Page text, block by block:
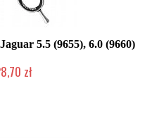
5.5 (9655), 6.0 (9660)
zł